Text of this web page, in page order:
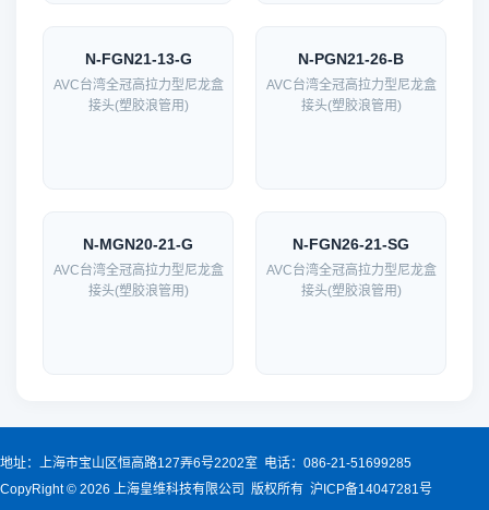
N-FGN21-13-G
AVC台湾全冠高拉力型尼龙盒
接头(塑胶浪管用)
N-PGN21-26-B
AVC台湾全冠高拉力型尼龙盒
接头(塑胶浪管用)
N-MGN20-21-G
AVC台湾全冠高拉力型尼龙盒
接头(塑胶浪管用)
N-FGN26-21-SG
AVC台湾全冠高拉力型尼龙盒
接头(塑胶浪管用)
地址：上海市宝山区恒高路127弄6号2202室 电话：086-21-51699285
CopyRight © 2026 上海皇维科技有限公司 版权所有 沪ICP备14047281号